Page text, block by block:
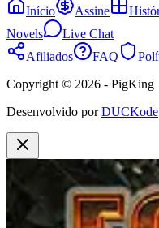
Início
Assine
Novels
Live Chat
Afiliados
FAQ
Copyright © 2026 - PigKing
Desenvolvido por DUCKode